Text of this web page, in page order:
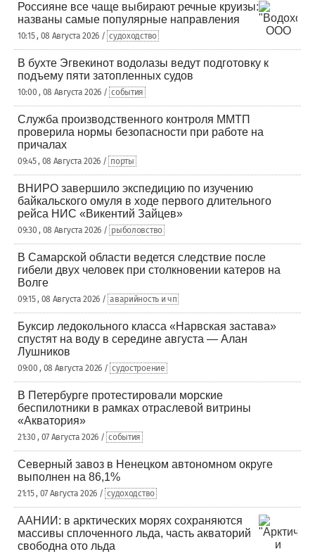
Россияне все чаще выбирают речные круизы:
названы самые популярные направления
10:15 , 08 Августа 2026 / судоходство
В бухте Эгвекинот водолазы ведут подготовку к
подъему пяти затопленных судов
10:00 , 08 Августа 2026 / события
Служба производственного контроля ММТП
проверила нормы безопасности при работе на
причалах
09:45 , 08 Августа 2026 / порты
ВНИРО завершило экспедицию по изучению
байкальского омуля в ходе первого длительного
рейса НИС «Викентий Зайцев»
09:30 , 08 Августа 2026 / рыболовство
В Самарской области ведется следствие после
гибели двух человек при столкновении катеров на
Волге
09:15 , 08 Августа 2026 / аварийность и чп
Буксир ледокольного класса «Нарвская застава»
спустят на воду в середине августа — Алан
Лушников
09:00 , 08 Августа 2026 / судостроение
В Петербурге протестировали морские
беспилотники в рамках отраслевой витрины
«Акватория»
21:30 , 07 Августа 2026 / события
Северный завоз в Ненецком автономном округе
выполнен на 86,1%
21:15 , 07 Августа 2026 / судоходство
ААНИИ: в арктических морях сохраняются
массивы сплоченного льда, часть акваторий
свободна ото льда